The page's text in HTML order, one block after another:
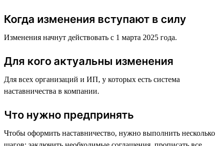
Когда изменения вступают в силу
Изменения начнут действовать с 1 марта 2025 года.
Для кого актуальны изменения
Для всех организаций и ИП, у которых есть система
наставничества в компании.
Что нужно предпринять
Чтобы оформить наставничество, нужно выполнить несколько